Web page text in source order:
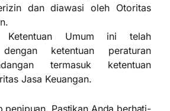
dan diawasi oleh Otoritas
Ketentuan Umum ini telah
ketentuan peraturan
termasuk ketentuan
Jasa Keuangan.
penipuan. Pastikan Anda berhati-